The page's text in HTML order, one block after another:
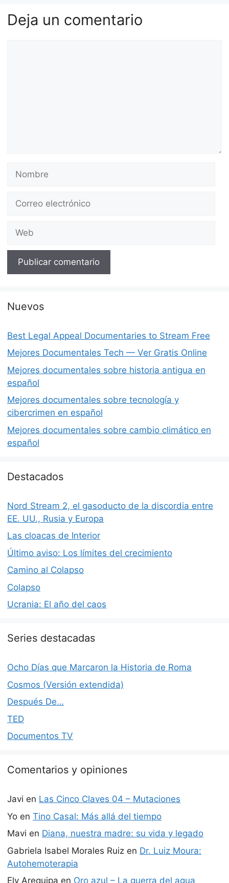
Deja un comentario
electrónico
Nuevos
Best Legal Appeal Documentaries to Stream Free
Mejores Documentales Tech — Ver Gratis Online
Mejores documentales sobre historia antigua en
español
Mejores documentales sobre tecnología y
cibercrimen en español
Mejores documentales sobre cambio climático en
español
Destacados
Nord Stream 2, el gasoducto de la discordia entre
EE. UU., Rusia y Europa
Las cloacas de Interior
Último aviso: Los límites del crecimiento
Camino al Colapso
Colapso
Ucrania: El año del caos
Series destacadas
Ocho Días que Marcaron la Historia de Roma
Cosmos (Versión extendida)
Después De…
TED
Documentos TV
Comentarios y opiniones
Javi en Las Cinco Claves 04 – Mutaciones
Yo en Tino Casal: Más allá del tiempo
Mavi en Diana, nuestra madre: su vida y legado
Gabriela Isabel Morales Ruiz en Dr. Luiz Moura:
Autohemoterapia
Ely Arequipa en Oro azul – La guerra del agua